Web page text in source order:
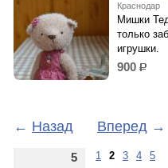
Краснодар
Мишки
только
игрушки.
900 р.
← Назад Вперед →
5 1 2 3 4 5